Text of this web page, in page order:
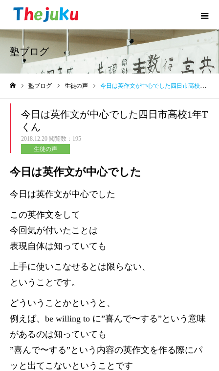
塾ブログ
塾ブログ 生徒の声 今日は英作文が中心でした四日市高校1年Tくん
今日は英作文が中心でした四日市高校1年T
くん
2018.12.20 閲覧数：195
生徒の声
今日は英作文が中心でした
今日は英作文が中心でした
この英作文をして
今回気が付いたことは
表現自体は知っていても
上手に使いこなせるとは限らない、
ということです。
どういうことかというと、
例えば、be willing to に”喜んで〜する”という意味
があるのは知っていても
”喜んで〜する”という内容の英作文を作る際にパ
ッと出てこないということです